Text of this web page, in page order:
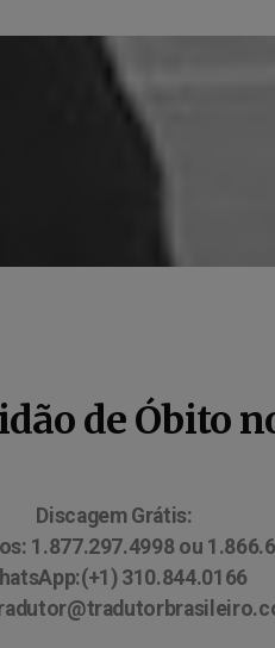
de Óbito
Discagem Grátis:
1.877.297.4998 ou
310.844.0166